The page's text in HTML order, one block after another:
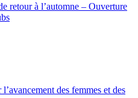
retour à l’automne – Ouverture
des femmes et des